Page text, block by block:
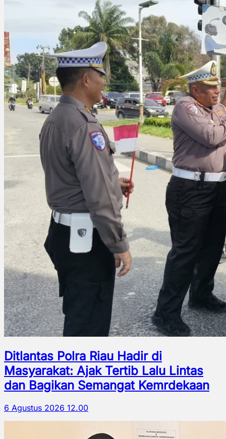
Ditlantas Polra Riau Hadir di
Masyarakat: Ajak Tertib Lalu Lintas
dan Bagikan Semangat Kemrdekaan
6 Agustus 2026 12.00